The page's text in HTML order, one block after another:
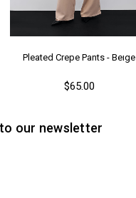
Pleated Crepe Pants - Beıge
$65.00
our newsletter